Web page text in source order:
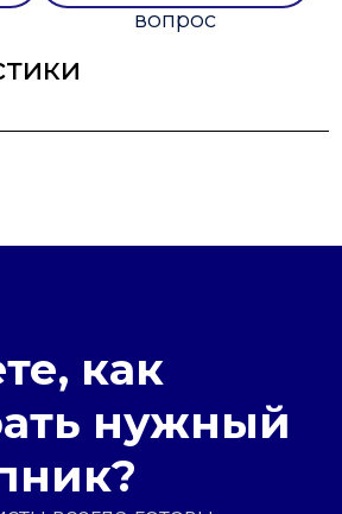
вопрос
как
нужный